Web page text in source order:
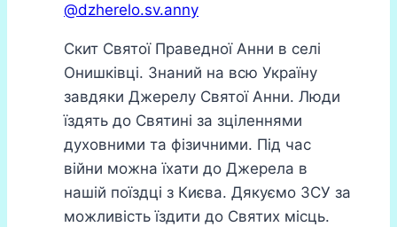
@dzherelo.sv.anny
Скит Святої Праведної Анни в селі
Онишківці. Знаний на всю Україну
завдяки Джерелу Святої Анни. Люди
їздять до Святині за зціленнями
духовними та фізичними. Під час
війни можна їхати до Джерела в
нашій поїздці з Києва. Дякуємо ЗСУ за
можливість їздити до Святих місць.